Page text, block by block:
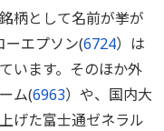
柄として名前が挙が
ーエプソン(6724）は
います。そのほか外
ム(6963）や、国内大
げた富士通ゼネラル